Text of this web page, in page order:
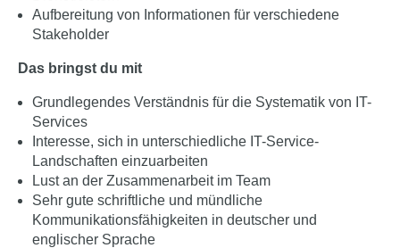
Aufbereitung von Informationen für verschiedene
Stakeholder
Das bringst du mit
Grundlegendes Verständnis für die Systematik von IT-
Services
Interesse, sich in unterschiedliche IT-Service-
Landschaften einzuarbeiten
Lust an der Zusammenarbeit im Team
Sehr gute schriftliche und mündliche
Kommunikationsfähigkeiten in deutscher und
englischer Sprache